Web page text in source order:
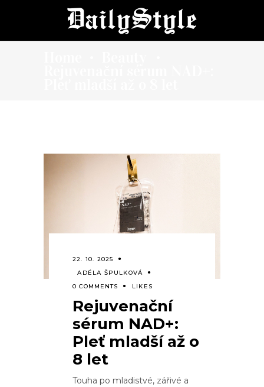
22. 10. 2025
ADÉLA ŠPULKOVÁ
0 COMMENTS
LIKES
Rejuvenační
sérum NAD+:
Pleť mladší až o
8 let
Touha po mladistvé, zářivé a